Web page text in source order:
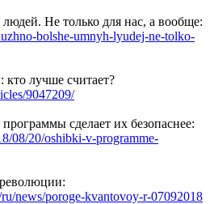
Не только для нас, а вообще:
bolshe-umnyh-lyudej-ne-tolko-
лучше считает?
9047209/
сделает их безопаснее:
08/20/oshibki-v-programme-
news/poroge-kvantovoy-r-07092018